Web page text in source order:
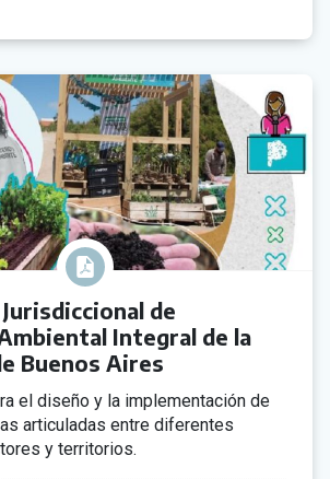
de
Integral de la
Buenos Aires
el diseño y la implementación de
articuladas entre diferentes
y territorios.